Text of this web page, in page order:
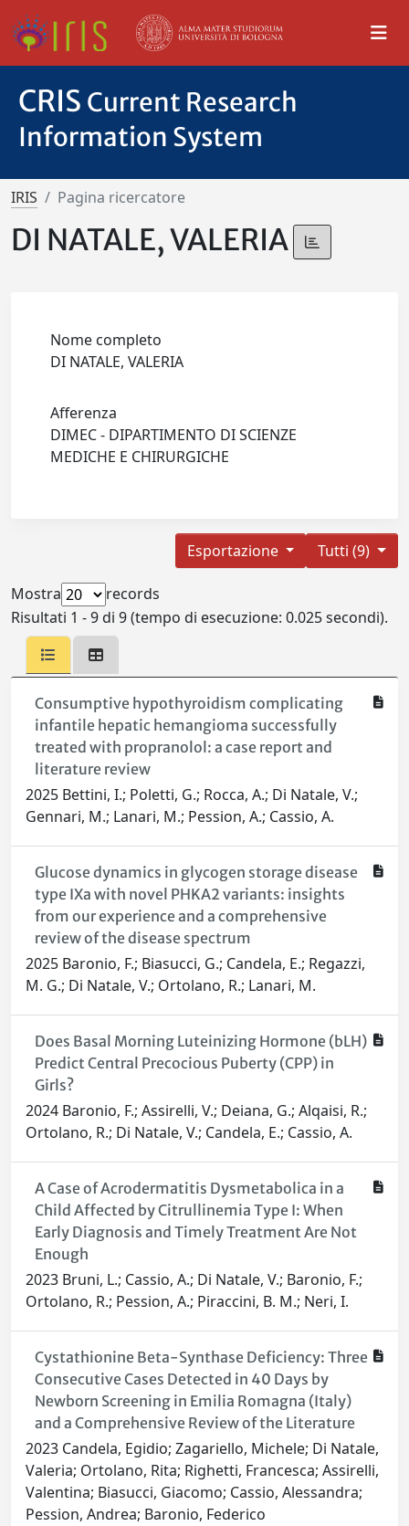
CRIS Current Research
Information System
IRIS Pagina ricercatore
DI NATALE, VALERIA
Nome completo
DI NATALE, VALERIA
Afferenza
DIMEC - DIPARTIMENTO DI SCIENZE
MEDICHE E CHIRURGICHE
Tutti (9)
Esportazione
Mostra
records
Risultati 1 - 9 di 9 (tempo di esecuzione: 0.025 secondi).
Consumptive hypothyroidism complicating
infantile hepatic hemangioma successfully
treated with propranolol: a case report and
literature review
2025 Bettini, I.; Poletti, G.; Rocca, A.; Di Natale, V.;
Gennari, M.; Lanari, M.; Pession, A.; Cassio, A.
Glucose dynamics in glycogen storage disease
type IXa with novel PHKA2 variants: insights
from our experience and a comprehensive
review of the disease spectrum
2025 Baronio, F.; Biasucci, G.; Candela, E.; Regazzi,
M. G.; Di Natale, V.; Ortolano, R.; Lanari, M.
Does Basal Morning Luteinizing Hormone (bLH)
Predict Central Precocious Puberty (CPP) in
Girls?
2024 Baronio, F.; Assirelli, V.; Deiana, G.; Alqaisi, R.;
Ortolano, R.; Di Natale, V.; Candela, E.; Cassio, A.
A Case of Acrodermatitis Dysmetabolica in a
Child Affected by Citrullinemia Type I: When
Early Diagnosis and Timely Treatment Are Not
Enough
2023 Bruni, L.; Cassio, A.; Di Natale, V.; Baronio, F.;
Ortolano, R.; Pession, A.; Piraccini, B. M.; Neri, I.
Cystathionine Beta-Synthase Deficiency: Three
Consecutive Cases Detected in 40 Days by
Newborn Screening in Emilia Romagna (Italy)
and a Comprehensive Review of the Literature
2023 Candela, Egidio; Zagariello, Michele; Di Natale,
Valeria; Ortolano, Rita; Righetti, Francesca; Assirelli,
Valentina; Biasucci, Giacomo; Cassio, Alessandra;
Pession, Andrea; Baronio, Federico